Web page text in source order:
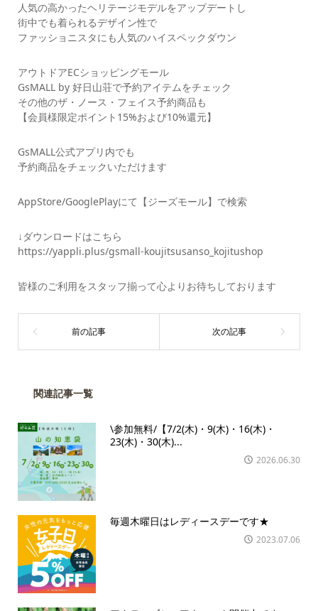
人気の高かったヘリテージモデルをアップデートし
街中でも着られるデザイン性で
ファッショニスタにも人気のハイスペックダウン
アウトドアECショッピングモール
GsMALL by 好日山荘で予約アイテムをチェック
その他のザ・ノース・フェイス予約商品も
【会員様限定ポイント15%および10%還元】
GsMALL公式アプリ内でも
予約商品をチェックいただけます
AppStore/GooglePlayにて【ジーズモール】で検索
↓ダウンロードはこちら
https://yappli.plus/gsmall-koujitsusanso_kojitushop
皆様のご利用をスタッフ揃って心よりお待ちしております
関連記事一覧
\参加無料/【7/2(木)・9(木)・16(木)・
23(木)・30(木)...
2026.06.30
毎週木曜日はレディースデーです★
2023.07.06